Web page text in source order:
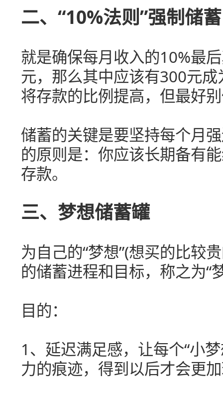
二、“10%法则”强制储蓄
就是确保每月收入的10%最
元，那么其中应该有300元
将存款的比例提高，但最好
储蓄的关键是要坚持每个月
的原则是：你应该长期备有
存款。
三、梦想储蓄罐
为自己的“梦想”(想买的比较
的储蓄进程和目标，称之为“
目的：
1、延迟满足感，让每个“小
力的痕迹，得到以后才会更